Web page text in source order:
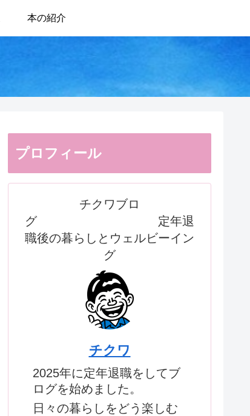
本の紹介
プロフィール
チクワブロ
グ 定年退
職後の暮らしとウェルビーイン
グ
チクワ
2025年に定年退職をしてブ
ログを始めました。
日々の暮らしをどう楽しむ